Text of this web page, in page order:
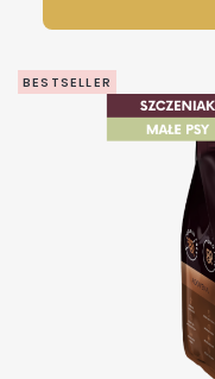
BESTSELLER